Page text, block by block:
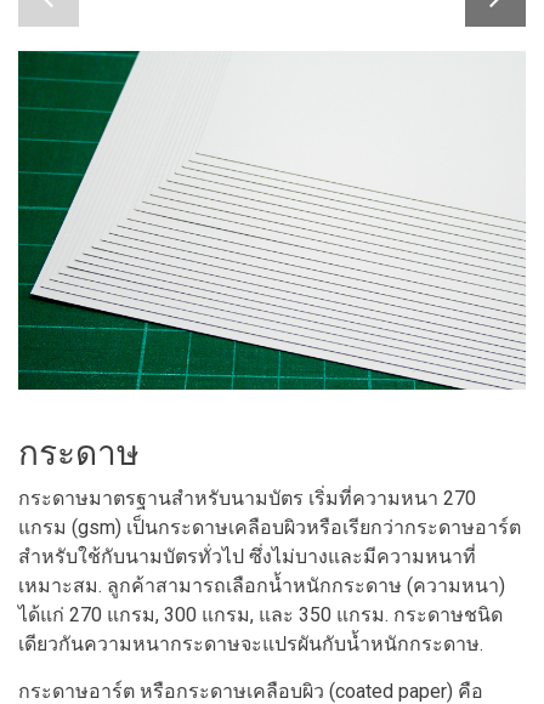
กระดาษ
กระดาษมาตรฐานสำหรับนามบัตร เริ่มที่ความหนา 270
แกรม (gsm) เป็นกระดาษเคลือบผิวหรือเรียกว่ากระดาษอาร์ต
สำหรับใช้กับนามบัตรทั่วไป ซึ่งไม่บางและมีความหนาที่
เหมาะสม. ลูกค้าสามารถเลือกน้ำหนักกระดาษ (ความหนา)
ได้แก่ 270 แกรม, 300 แกรม, และ 350 แกรม. กระดาษชนิด
เดียวกันความหนากระดาษจะแปรผันกับน้ำหนักกระดาษ.
กระดาษอาร์ต หรือกระดาษเคลือบผิว (coated paper) คือ